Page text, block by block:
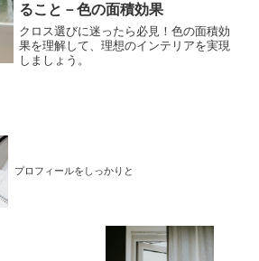
ること－色の面積効果
クロス選びに迷ったら必見！色の面積効
果を理解して、理想のインテリアを実現
しましょう。
プロフィールをしっかりと